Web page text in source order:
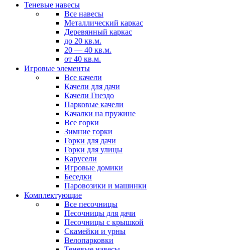
Теневые навесы
Все навесы
Металлический каркас
Деревянный каркас
до 20 кв.м.
20 — 40 кв.м.
от 40 кв.м.
Игровые элементы
Все качели
Качели для дачи
Качели Гнездо
Парковые качели
Качалки на пружине
Все горки
Зимние горки
Горки для дачи
Горки для улицы
Карусели
Игровые домики
Беседки
Паровозики и машинки
Комплектующие
Все песочницы
Песочницы для дачи
Песочницы с крышкой
Скамейки и урны
Велопарковки